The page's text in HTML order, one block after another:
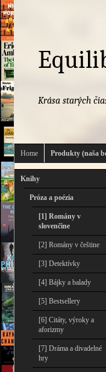
Krása starých
Home Produkty (naša
Knihy
Próza a poézia
[1] Romány v
slovenčine
[2] Romány v češtine
[3] Detektívky
[4] Bájky a balady
[5] Bestsellery
[6] Citáty, výroky a
aforizmy
[7] Dráma a divadelné
hry